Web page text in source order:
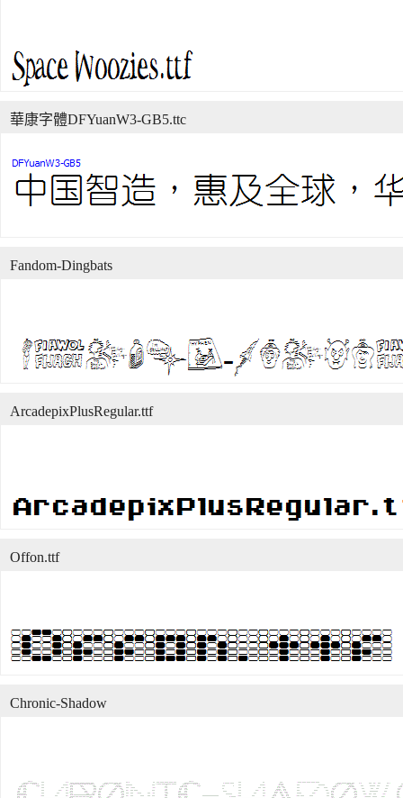
華康字體DFYuanW3-GB5.ttc
Fandom-Dingbats
ArcadepixPlusRegular.ttf
Offon.ttf
Chronic-Shadow